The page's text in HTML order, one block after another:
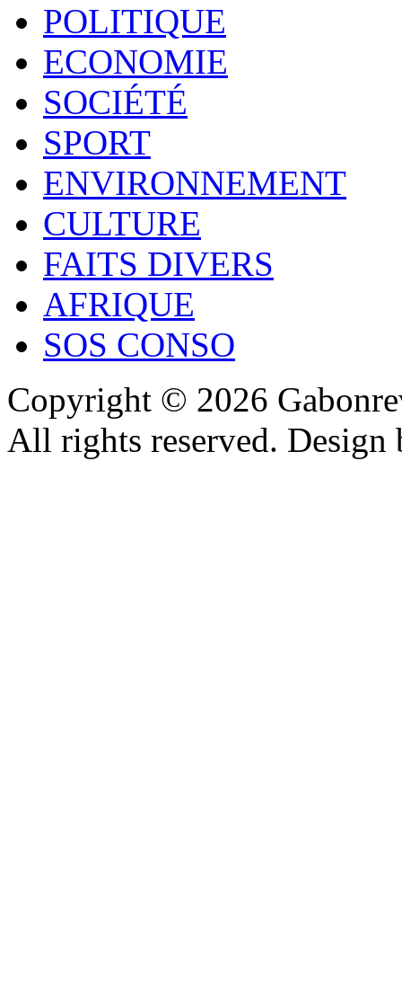
POLITIQUE
ECONOMIE
SOCIÉTÉ
SPORT
ENVIRONNEMENT
CULTURE
FAITS DIVERS
AFRIQUE
SOS CONSO
Copyright © 2026
All rights reserved.